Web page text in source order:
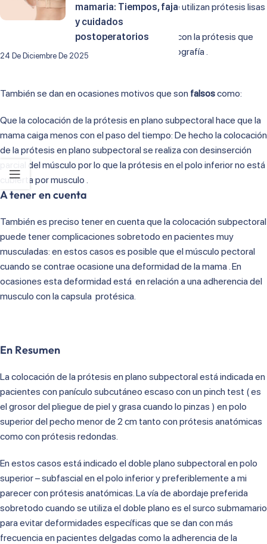
esto solo se ha podido demostrar cuando se utilizan prótesis lisas
– prótesis que se utilizan cada vez menos )
Que el musculo nos permite una separación con la prótesis que
facilita el diagnóstico de lesiones en la mamografía .
También se dan en ocasiones motivos que son falsoscomo:
Que la colocación de la prótesis en plano subpectoral hace que la
mama caiga menos con el paso del tiempo: De hecho la colocación
de la prótesis en plano subpectoral se realiza con desinserción
parcial del músculo por lo que la prótesis en el polo inferior no está
cubierta por musculo .
A tener en cuenta
También es preciso tener en cuenta que la colocación subpectoral
puede tener complicaciones sobretodo en pacientes muy
musculadas: en estos casos es posible que el músculo pectoral
cuando se contrae ocasione una deformidad de la mama . En
ocasiones esta deformidad está en relación a una adherencia del
musculo con la capsula protésica.
En Resumen
La colocación de la prótesis en plano subpectoral está indicada en
pacientes con panículo subcutáneo escaso con un pinch test ( es
el grosor del pliegue de piel y grasa cuando lo pinzas ) en polo
superior del pecho menor de 2 cm tanto con prótesis anatómicas
como con prótesis redondas.
En estos casos está indicado el doble plano subpectoral en polo
superior – subfascial en el polo inferior y preferiblemente a mi
parecer con prótesis anatómicas. La vía de abordaje preferida
sobretodo cuando se utiliza el doble plano es el surco submamario
para evitar deformidades específicas que se dan con más
frecuencia en pacientes delgadas como la adherencia de la
mamaria: Tiempos, faja
y cuidados
postoperatorios
24 De Diciembre De 2025